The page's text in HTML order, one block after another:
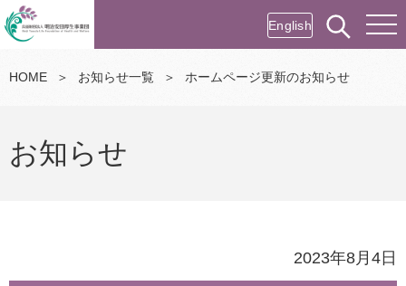
English
HOME ＞ お知らせ一覧 ＞ ホームページ更新のお知らせ
お知らせ
2023年8月4日